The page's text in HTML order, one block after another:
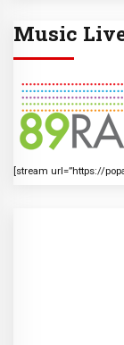
Music
[stream url=”https://